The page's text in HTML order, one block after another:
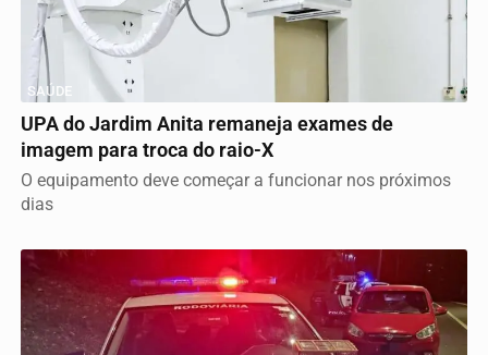
SAÚDE
UPA do Jardim Anita remaneja exames de
imagem para troca do raio-X
O equipamento deve começar a funcionar nos próximos
dias